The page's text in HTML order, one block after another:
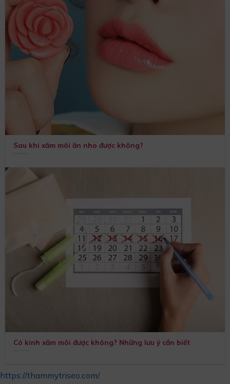
Sau khi xăm môi ăn nho được không?
Có kinh xăm môi được không? Những lưu ý cần biết
https://thammytriseo.com/